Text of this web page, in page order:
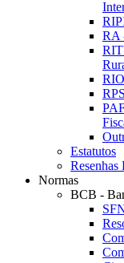
RA
Estatutos
Resenhas
Normas
BCB -